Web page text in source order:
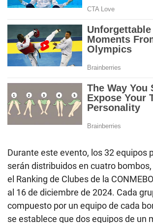
Durante este evento, los 32 equipos
serán distribuidos en cuatro
el Ranking de Clubes de la
al 16 de diciembre de 2024. Cada
compuesto por un equipo de cada
se establece que dos equipos de un